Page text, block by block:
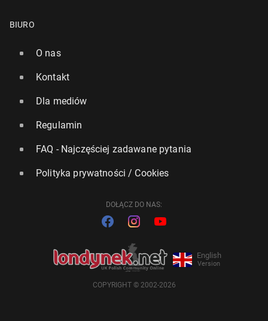
BIURO
O nas
Kontakt
Dla mediów
Regulamin
FAQ - Najczęściej zadawane pytania
Polityka prywatności / Cookies
DOŁĄCZ DO NAS:
English
Version
COPYRIGHT © 2002-2026